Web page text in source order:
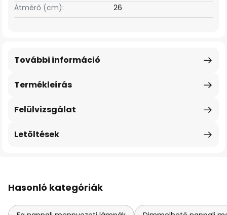
Átmérő (cm):
26
Termékleírás
További információ
Felülvizsgálat
Letöltések
Hasonló kategóriák